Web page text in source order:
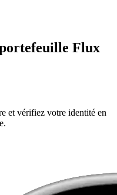
Flux
et vérifiez votre identité en